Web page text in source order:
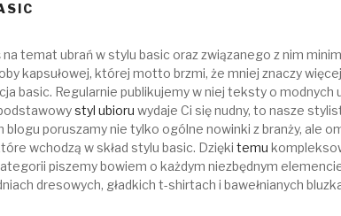
temat ubrań w stylu basic oraz związanego z nim
kapsułowej, której motto brzmi, że mniej znaczy
basic. Regularnie publikujemy w niej teksty o modnych
styl ubioru wydaje Ci się nudny, to nasze
blogu poruszamy nie tylko ogólne nowinki z branży, ale
wchodzą w skład stylu basic. Dzięki temu
piszemy bowiem o każdym niezbędnym
dresowych, gładkich t-shirtach i bawełnianych